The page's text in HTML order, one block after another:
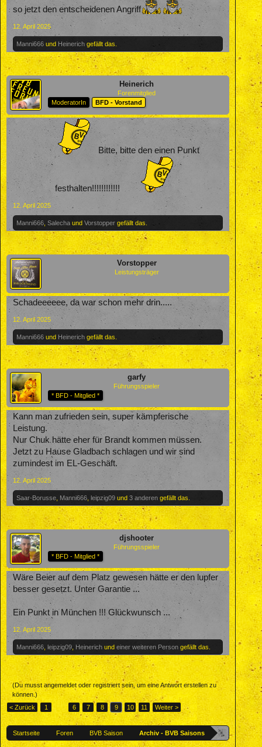
so jetzt den entscheidenen Angriff
12. April 2025
Manni666 und Heinerich gefällt das.
Heinerich
Forenmitglied
ModeratorIn
BFD - Vorstand
Bitte, bitte den einen Punkt
festhalten!!!!!!!!!!!!
12. April 2025
Manni666 Salecha und Vorstopper gefällt das.
Vorstopper
Leistungsträger
Schadeeeeee, da war schon mehr drin.....
12. April 2025
Manni666 und Heinerich gefällt das.
garfy
Führungsspieler
* BFD - Mitglied *
Kann man zufrieden sein, super kämpferische
Leistung.
Nur Chuk hätte eher für Brandt kommen müssen.
Jetzt zu Hause Gladbach schlagen und wir sind
zumindest im EL-Geschäft.
12. April 2025
Saar-Borusse Manni666 leipzig09 und 3 anderen gefällt das.
djshooter
Führungsspieler
* BFD - Mitglied *
Wäre Beier auf dem Platz gewesen hätte er den lupfer
besser gesetzt. Unter Garantie ...
Ein Punkt in München !!! Glückwunsch ...
12. April 2025
Manni666 leipzig09 Heinerich und einer weiteren Person gefällt das.
(Du musst angemeldet oder registriert sein, um eine Antwort erstellen zu
können.)
< Zurück
1 ← 6 7 8 9 10 11 Weiter >
Startseite Foren BVB Saison Archiv - BVB Saisons